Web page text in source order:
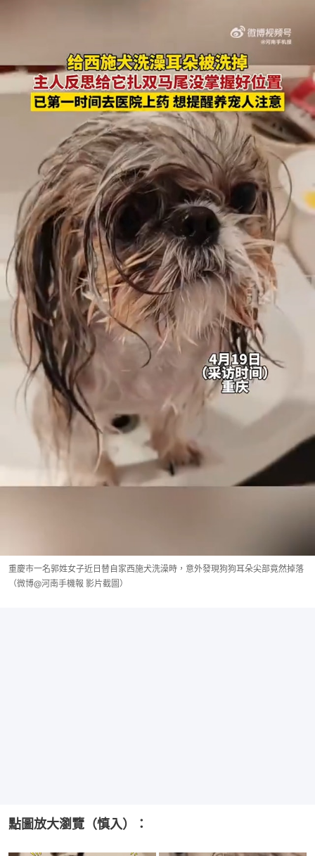
重慶市一名郭姓女子近日替自家西施犬洗澡時，意外發現狗狗耳朵尖部竟然掉落
（微博@河南手機報 影片截圖）
點圖放大瀏覽（慎入）：